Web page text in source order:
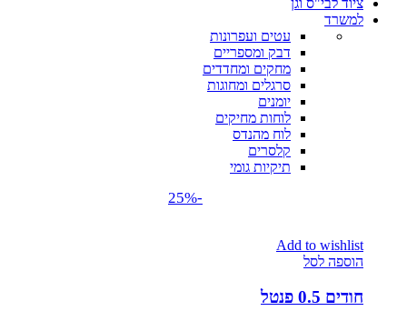
ציוד לבי"ס וגן
למשרד
עטים ועפרונות
דבק ומספריים
מחקים ומחדדים
סרגלים ומחוגות
יומנים
לוחות מחיקים
לוח מהנדס
קלסרים
תיקיות גומי
-25%
Add to wishlist
הוספה לסל
חודים 0.5 פנטל